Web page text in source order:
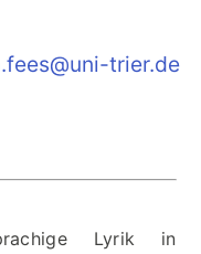
trier.de
Lyrik in